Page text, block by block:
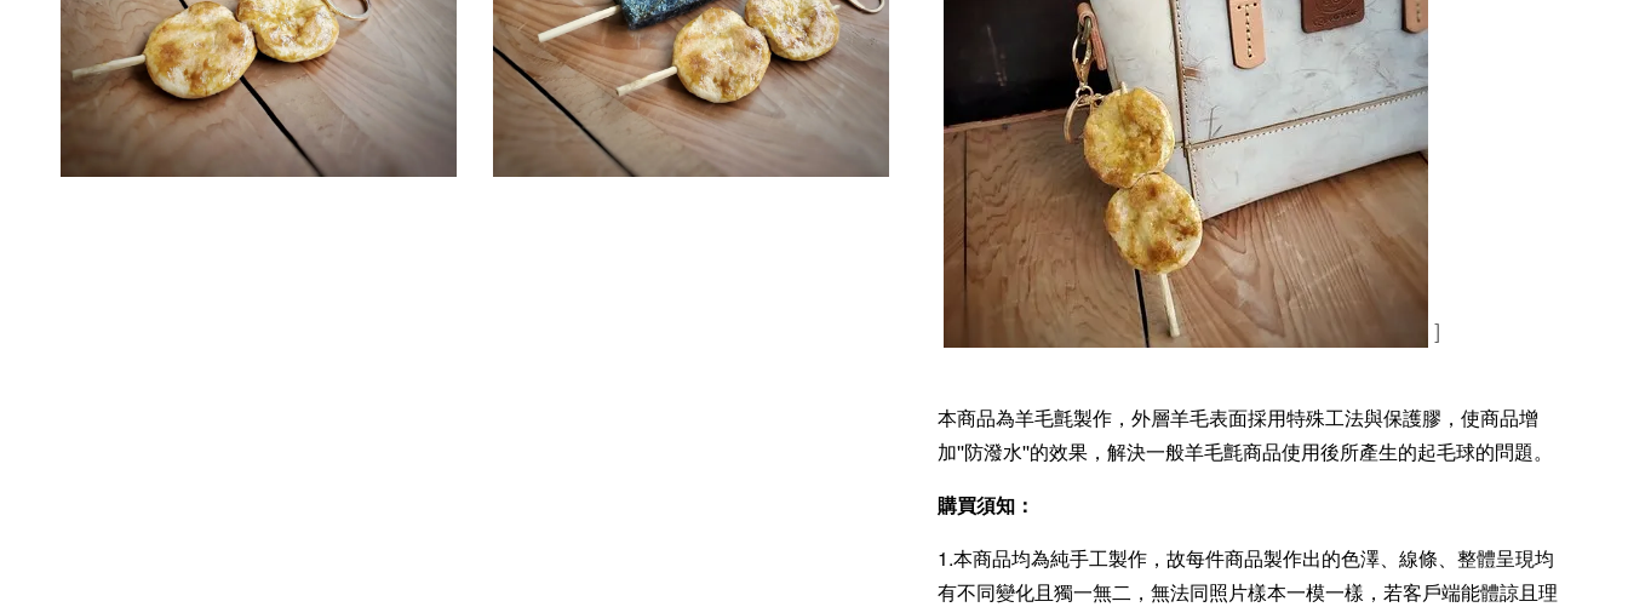
]
本商品為羊毛氈製作，外層羊毛表面採用特殊工法與保護膠，使商品增
加''防潑水''的效果，解決一般羊毛氈商品使用後所產生的起毛球的問題。
購買須知：
1.本商品均為純手工製作，故每件商品製作出的色澤、線條、整體呈現均
有不同變化且獨一無二，無法同照片樣本一模一樣，若客戶端能體諒且理